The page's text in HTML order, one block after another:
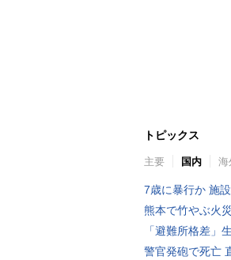
トピックス
主要 国内 海
7歳に暴行か 施
熊本で竹やぶ火
「避難所格差」
警官発砲で死亡